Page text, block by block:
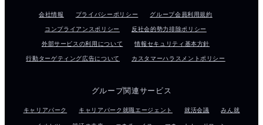
会社情報 プライバシーポリシー グループ会員利用規約
コンプライアンスポリシー 反社会的勢力排除ポリシー
外部サービスの利用について 情報セキュリティ基本方針
行動ターゲティング広告について カスタマーハラスメントポリシー